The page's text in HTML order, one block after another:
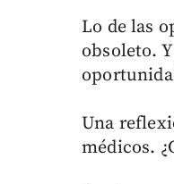
Lo de las
obsoleto.
Una
médicos.